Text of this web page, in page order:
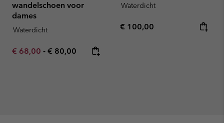
wandelschoen voor
dames
Waterdicht
Minimum sale price:
€ 68,00 - Maximum price:
€ 80,00
Waterdicht
Regular price:
€ 100,00